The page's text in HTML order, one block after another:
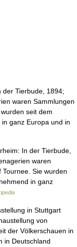
Tierbude, 1894;
waren Sammlungen
seit dem
ganz Europa und in
In der Tierbude,
waren
Sie wurden
in ganz
in Stuttgart
von
der Völkerschauen in
in Deutschland